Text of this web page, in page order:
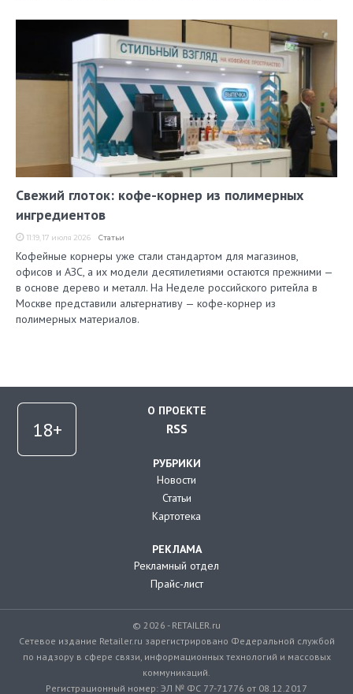
Свежий глоток: кофе-корнер из полимерных
ингредиентов
11:19, 17 июля 2026 Статьи
Кофейные корнеры уже стали стандартом для магазинов,
офисов и АЗС, а их модели десятилетиями остаются прежними —
в основе дерево и металл. На Неделе российского ритейла в
Москве представили альтернативу — кофе-корнер из
полимерных материалов.
О ПРОЕКТЕ
RSS
РУБРИКИ
Новости
Статьи
Картотека
РЕКЛАМА
Рекламный отдел
Прайс-лист
© 2026 - RETAILER.ru
Сетевое издание Retailer.ru зарегистрировано Федеральной службой
по надзору в сфере связи, информационных технологий и массовых
коммуникаций.
Регистрационный номер: ЭЛ № ФС 77-71776 от 08.12.2017